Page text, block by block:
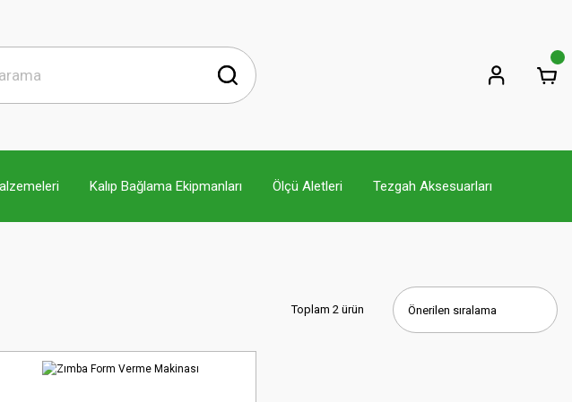
Kalıp Bağlama Ekipmanları Ölçü Aletleri Tezgah Aksesuarları
Toplam 2 ürün